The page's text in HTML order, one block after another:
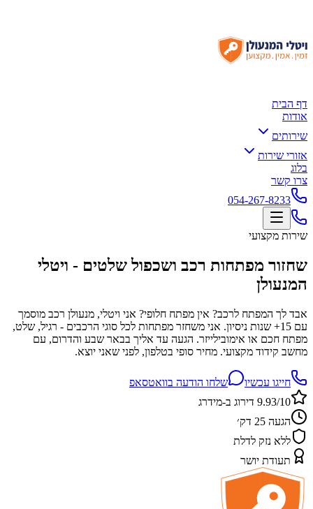
דף הבית
אודות
שירותים
אזורי שירות
בלוג
צרו קשר
054-267-8233
שירות מקצועי
שחזור מפתחות רכב ושכפול שלטים - ויטלי
המנעולן
אבד לך המפתח לרכב? אין מפתח חלופי? אני ויטלי, מנעולן רכב מוסמך
עם 15+ שנות ניסיון. אני משחזר מפתחות לכל סוגי הרכבים - רגיל, שלט,
מפתח חכם או אימובילייזר. הגעה עד אליך בבאר שבע והדרום, עם
מחשב קידוד מקצועי. מחיר סופי בטלפון, לפני שאני יוצא.
חייגו עכשיו
שלחו הודעה בוואטסאפ
9.93/10 דירוג ב-מידרג
הגעה 25 דק׳
ללא נזק לדלת
תעודת יושר